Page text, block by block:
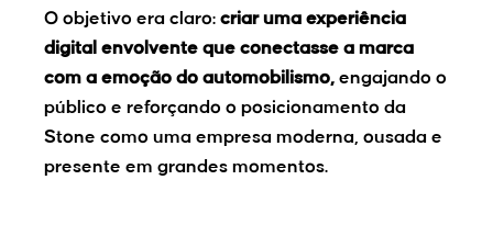
O objetivo era claro: criar uma experiência
digital envolvente que conectasse a marca
com a emoção do automobilismo, engajando o
público e reforçando o posicionamento da
Stone como uma empresa moderna, ousada e
presente em grandes momentos.